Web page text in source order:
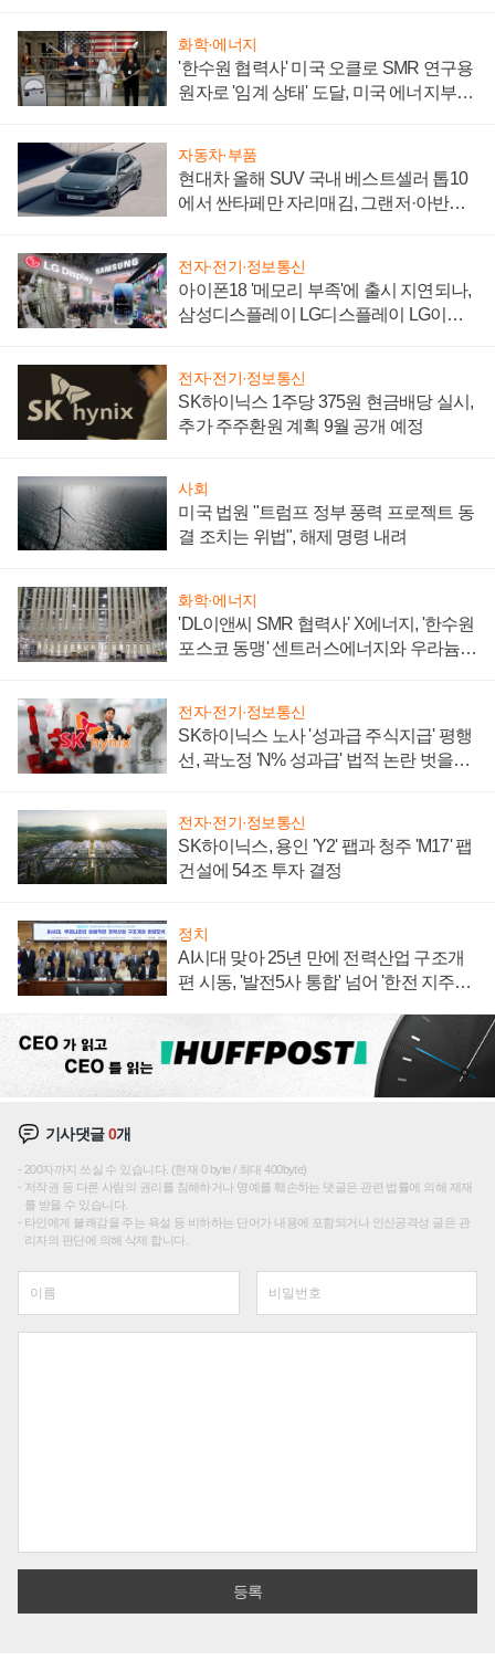
화학·에너지
'한수원 협력사' 미국 오클로 SMR 연구용
원자로 '임계 상태' 도달, 미국 에너지부
자동차·부품
현대차 올해 SUV 국내 베스트셀러 톱10
에서 싼타페만 자리매김, 그랜저·아반떼
전자·전기·정보통신
아이폰18 '메모리 부족'에 출시 지연되나,
삼성디스플레이 LG디스플레이 LG이노
전자·전기·정보통신
SK하이닉스 1주당 375원 현금배당 실시,
추가 주주환원 계획 9월 공개 예정
사회
미국 법원 "트럼프 정부 풍력 프로젝트 동
결 조치는 위법", 해제 명령 내려
화학·에너지
'DL이앤씨 SMR 협력사' X에너지, '한수원
포스코 동맹' 센트러스에너지와 우라늄
전자·전기·정보통신
SK하이닉스 노사 '성과급 주식지급' 평행
선, 곽노정 'N% 성과급' 법적 논란 벗을지
전자·전기·정보통신
SK하이닉스, 용인 'Y2' 팹과 청주 'M17' 팹
건설에 54조 투자 결정
정치
AI시대 맞아 25년 만에 전력산업 구조개
편 시동, '발전5사 통합' 넘어 '한전 지주사'
기사댓글0개
200자까지 쓰실 수 있습니다. (현재 0 byte / 최대 400byte)
저작권 등 다른 사람의 권리를 침해하거나 명예를 훼손하는 댓글은 관련 법률에 의해 제재
를 받을 수 있습니다.
타인에게 불쾌감을 주는 욕설 등 비하하는 단어가 내용에 포함되거나 인신공격성 글은 관
리자의 판단에 의해 삭제 합니다.